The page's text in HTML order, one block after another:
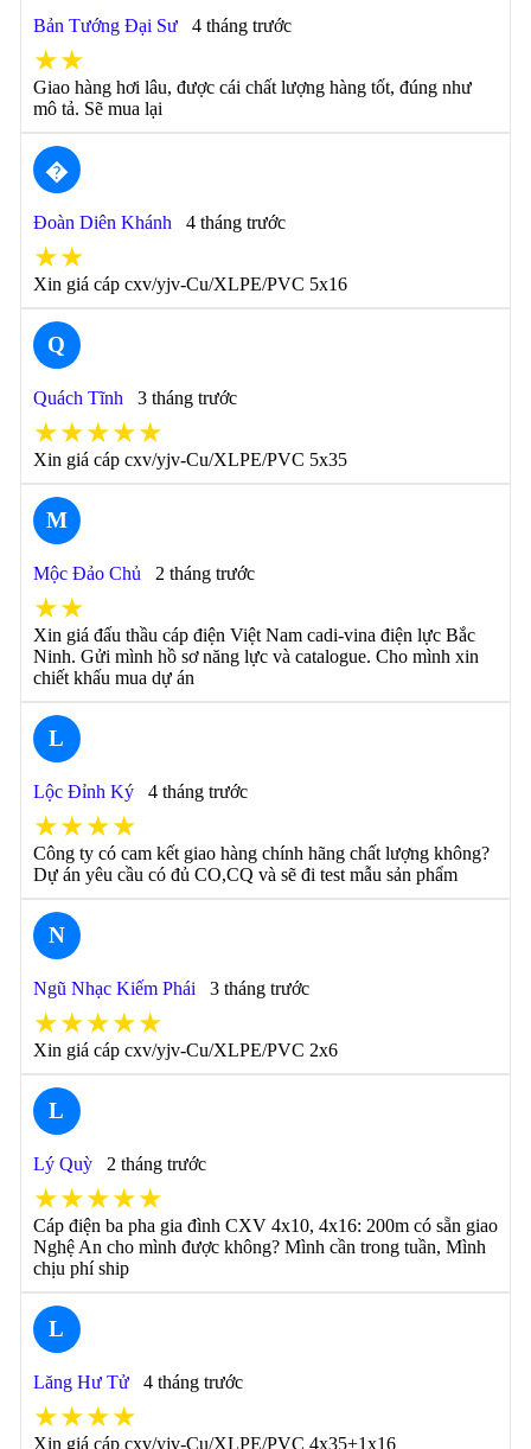
Bản Tướng Đại Sư 4 tháng trước
★★
Giao hàng hơi lâu, được cái chất lượng hàng tốt, đúng như
mô tả. Sẽ mua lại
�
Đoàn Diên Khánh 4 tháng trước
★★
Xin giá cáp cxv/yjv-Cu/XLPE/PVC 5x16
Q
Quách Tĩnh 3 tháng trước
★★★★★
Xin giá cáp cxv/yjv-Cu/XLPE/PVC 5x35
M
Mộc Đảo Chủ 2 tháng trước
★★
Xin giá đấu thầu cáp điện Việt Nam cadi-vina điện lực Bắc
Ninh. Gửi mình hồ sơ năng lực và catalogue. Cho mình xin
chiết khấu mua dự án
L
Lộc Đỉnh Ký 4 tháng trước
★★★★
Công ty có cam kết giao hàng chính hãng chất lượng không?
Dự án yêu cầu có đủ CO,CQ và sẽ đi test mẫu sản phẩm
N
Ngũ Nhạc Kiếm Phái 3 tháng trước
★★★★★
Xin giá cáp cxv/yjv-Cu/XLPE/PVC 2x6
L
Lý Quỳ 2 tháng trước
★★★★★
Cáp điện ba pha gia đình CXV 4x10, 4x16: 200m có sẵn giao
Nghệ An cho mình được không? Mình cần trong tuần, Mình
chịu phí ship
L
Lăng Hư Tử 4 tháng trước
★★★★
Xin giá cáp cxv/yjv-Cu/XLPE/PVC 4x35+1x16